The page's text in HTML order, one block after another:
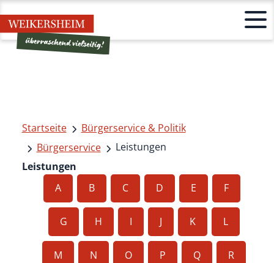
Startseite
Bürgerservice & Politik
Bürgerservice
Leistungen
Leistungen
A
B C D E F
G H I J K L
M N O P Q R